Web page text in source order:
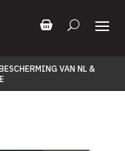
VAN NL &